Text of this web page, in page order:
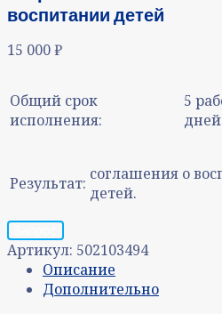
воспитании детей
15 000₽
Общий срок
исполнения:
5
Результат: соглашения о
детей.
Артикул: 502103494
Описание
Дополнительно